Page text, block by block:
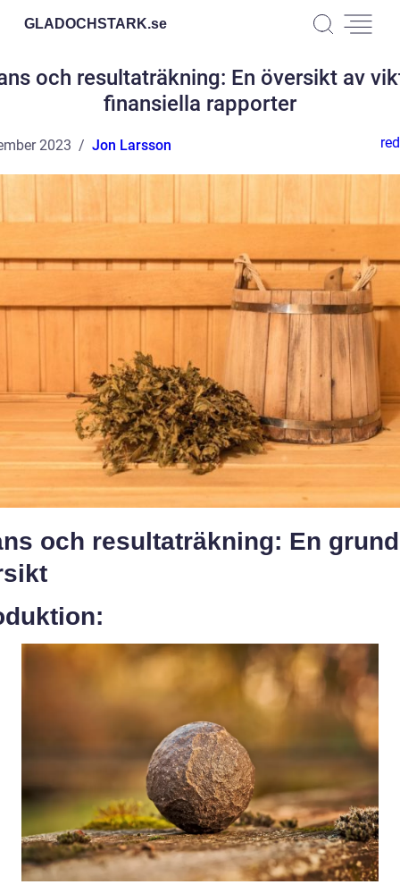
GLADOCHSTARK.se
och resultaträkning: En översikt av
finansiella rapporter
2023 Jon Larsson
och resultaträkning: En